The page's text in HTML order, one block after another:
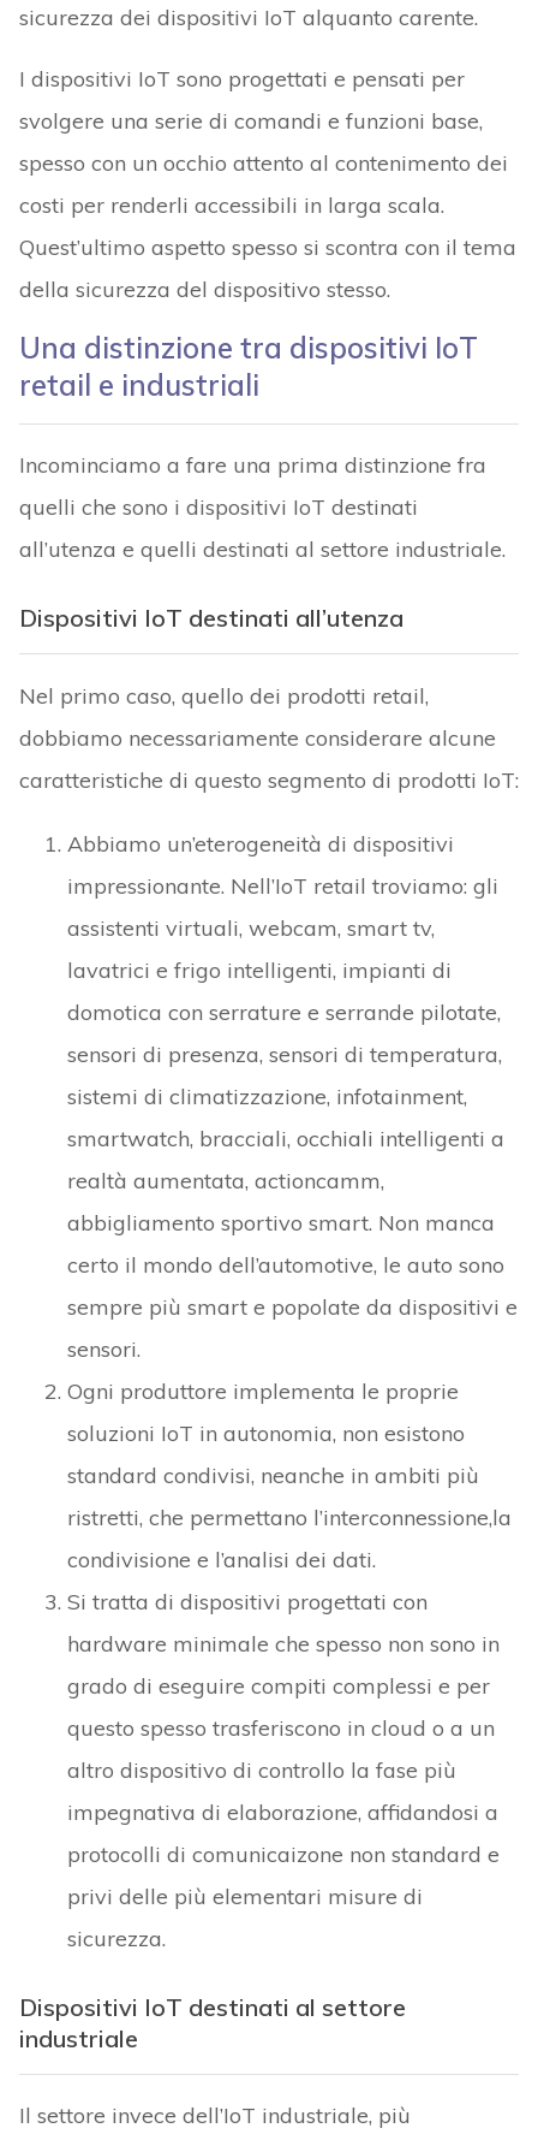
sicurezza dei dispositivi IoT alquanto carente.
I dispositivi IoT sono progettati e pensati per
svolgere una serie di comandi e funzioni base,
spesso con un occhio attento al contenimento dei
costi per renderli accessibili in larga scala.
Quest’ultimo aspetto spesso si scontra con il tema
della sicurezza del dispositivo stesso.
Una distinzione tra dispositivi IoT
retail e industriali
Incominciamo a fare una prima distinzione fra
quelli che sono i dispositivi IoT destinati
all’utenza e quelli destinati al settore industriale.
Dispositivi IoT destinati all’utenza
Nel primo caso, quello dei prodotti retail,
dobbiamo necessariamente considerare alcune
caratteristiche di questo segmento di prodotti IoT:
Abbiamo un’eterogeneità di dispositivi
impressionante. Nell’IoT retail troviamo: gli
assistenti virtuali, webcam, smart tv,
lavatrici e frigo intelligenti, impianti di
domotica con serrature e serrande pilotate,
sensori di presenza, sensori di temperatura,
sistemi di climatizzazione, infotainment,
smartwatch, bracciali, occhiali intelligenti a
realtà aumentata, actioncamm,
abbigliamento sportivo smart. Non manca
certo il mondo dell’automotive, le auto sono
sempre più smart e popolate da dispositivi e
sensori.
Ogni produttore implementa le proprie
soluzioni IoT in autonomia, non esistono
standard condivisi, neanche in ambiti più
ristretti, che permettano l’interconnessione,la
condivisione e l’analisi dei dati.
Si tratta di dispositivi progettati con
hardware minimale che spesso non sono in
grado di eseguire compiti complessi e per
questo spesso trasferiscono in cloud o a un
altro dispositivo di controllo la fase più
impegnativa di elaborazione, affidandosi a
protocolli di comunicaizone non standard e
privi delle più elementari misure di
sicurezza.
Dispositivi IoT destinati al settore
industriale
Il settore invece dell’IoT industriale, più